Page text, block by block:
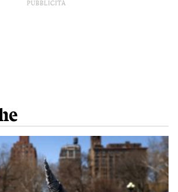
PUBBLICITÀ